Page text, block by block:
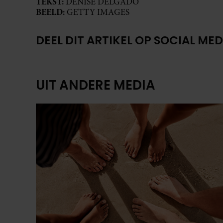
BEELD: GETTY IMAGES
DEEL DIT ARTIKEL OP SOCIAL
UIT ANDERE MEDIA